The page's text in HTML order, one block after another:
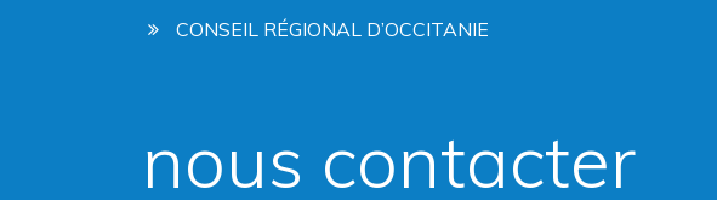
CONSEIL RÉGIONAL D’OCCITANIE
nous contacter